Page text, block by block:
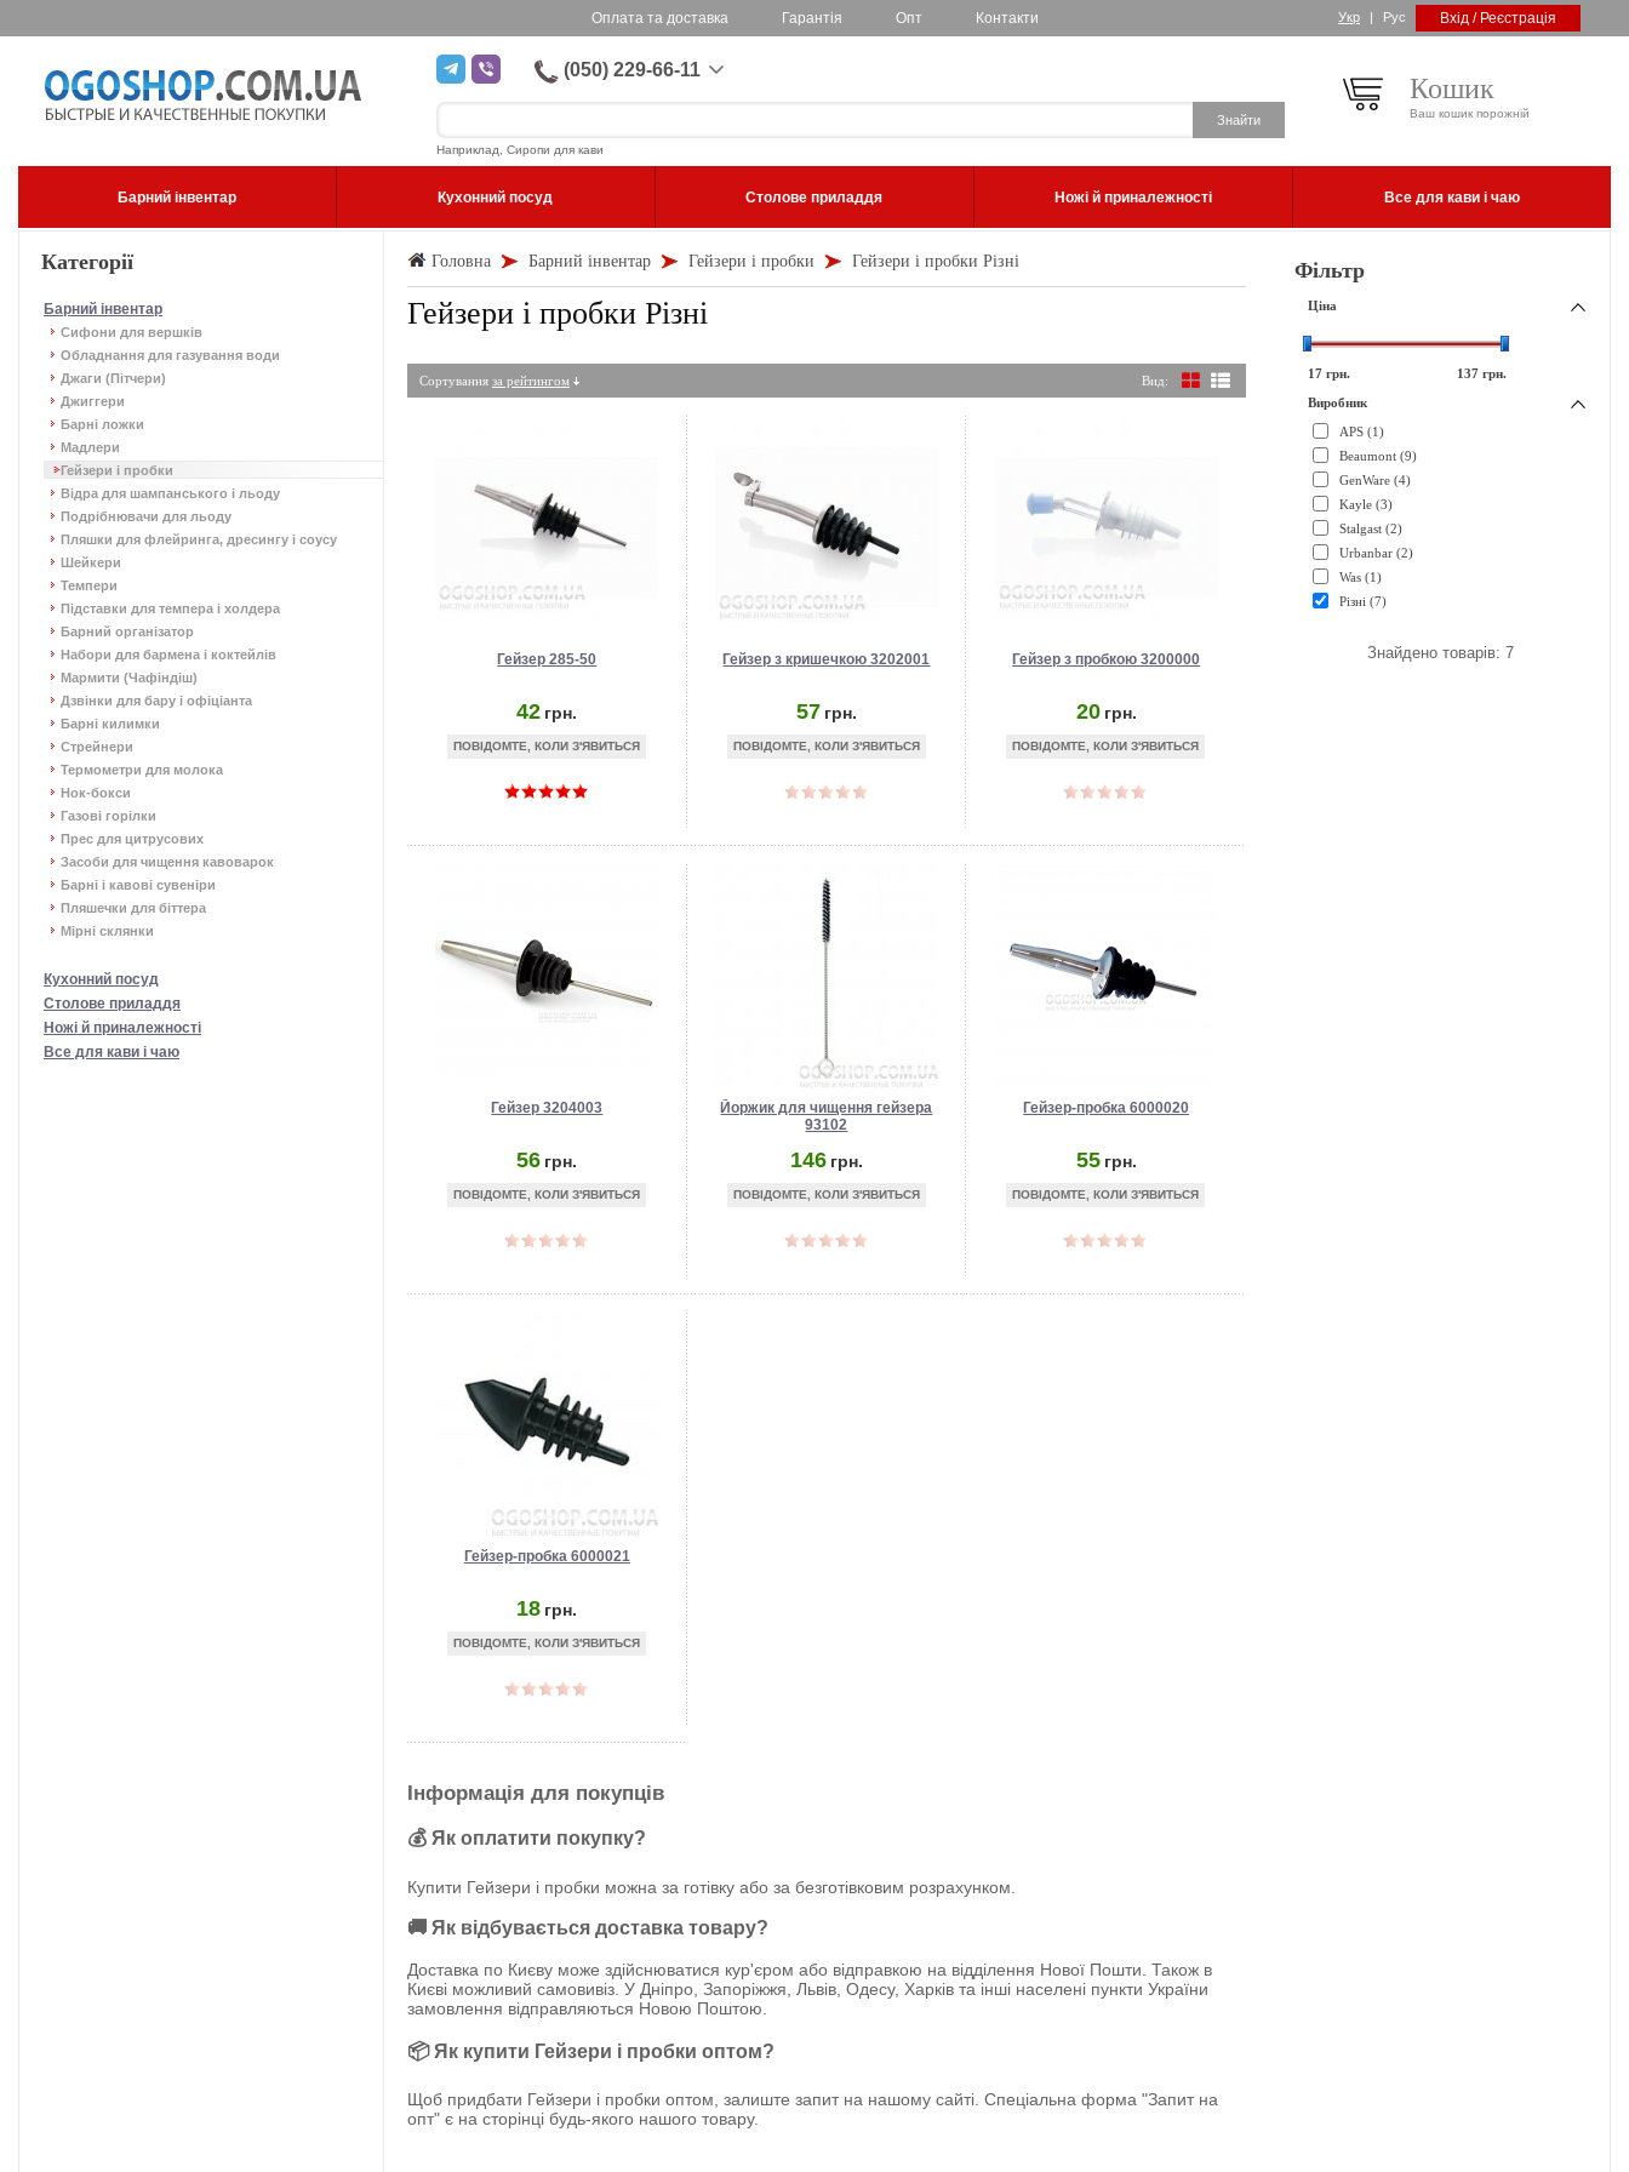
Оплата та доставка Гарантія Опт Контакти Укр | Рус Вхід / Реєстрація
(050) 229-66-11
Наприклад, Сиропи для кави
Кошик
Ваш кошик порожній
Барний інвентар Кухонний посуд Столове приладдя Ножі й приналежності Все для кави і чаю
Категорії
Барний інвентар
Сифони для вершків
Обладнання для газування води
Джаги (Пітчери)
Джиггери
Барні ложки
Мадлери
Гейзери і пробки
Відра для шампанського і льоду
Подрібнювачи для льоду
Пляшки для флейринга, дресингу і соусу
Шейкери
Темпери
Підставки для темпера і холдера
Барний організатор
Набори для бармена і коктейлів
Мармити (Чафіндіш)
Дзвінки для бару і офіціанта
Барні килимки
Стрейнери
Термометри для молока
Нок-бокси
Газові горілки
Прес для цитрусових
Засоби для чищення кавоварок
Барні і кавові сувеніри
Пляшечки для біттера
Мірні склянки
Кухонний посуд
Столове приладдя
Ножі й приналежності
Все для кави і чаю
Головна Барний інвентар Гейзери і пробки Гейзери і пробки Різні
Гейзери і пробки Різні
Сортування за рейтингом Вид:
Гейзер 285-50
42 грн.
ПОВІДОМТЕ, КОЛИ З'ЯВИТЬСЯ
Гейзер з кришечкою 3202001
57 грн.
ПОВІДОМТЕ, КОЛИ З'ЯВИТЬСЯ
Гейзер з пробкою 3200000
20 грн.
ПОВІДОМТЕ, КОЛИ З'ЯВИТЬСЯ
Гейзер 3204003
56 грн.
ПОВІДОМТЕ, КОЛИ З'ЯВИТЬСЯ
Йоржик для чищення гейзера
93102
146 грн.
ПОВІДОМТЕ, КОЛИ З'ЯВИТЬСЯ
Гейзер-пробка 6000020
55 грн.
ПОВІДОМТЕ, КОЛИ З'ЯВИТЬСЯ
Гейзер-пробка 6000021
18 грн.
ПОВІДОМТЕ, КОЛИ З'ЯВИТЬСЯ
Інформація для покупців
💰 Як оплатити покупку?
Купити Гейзери і пробки можна за готівку або за безготівковим розрахунком.
🚚 Як відбувається доставка товару?
Доставка по Києву може здійснюватися кур'єром або відправкою на відділення Нової Пошти. Також в
Києві можливий самовивіз. У Дніпро, Запоріжжя, Львів, Одесу, Харків та інші населені пункти України
замовлення відправляються Новою Поштою.
📦 Як купити Гейзери і пробки оптом?
Щоб придбати Гейзери і пробки оптом, залиште запит на нашому сайті. Спеціальна форма "Запит на
опт" є на сторінці будь-якого нашого товару.
Фільтр
Ціна
17 грн. 137 грн.
Виробник
APS (1)
Beaumont (9)
GenWare (4)
Kayle (3)
Stalgast (2)
Urbanbar (2)
Was (1)
Різні (7)
Знайдено товарів: 7